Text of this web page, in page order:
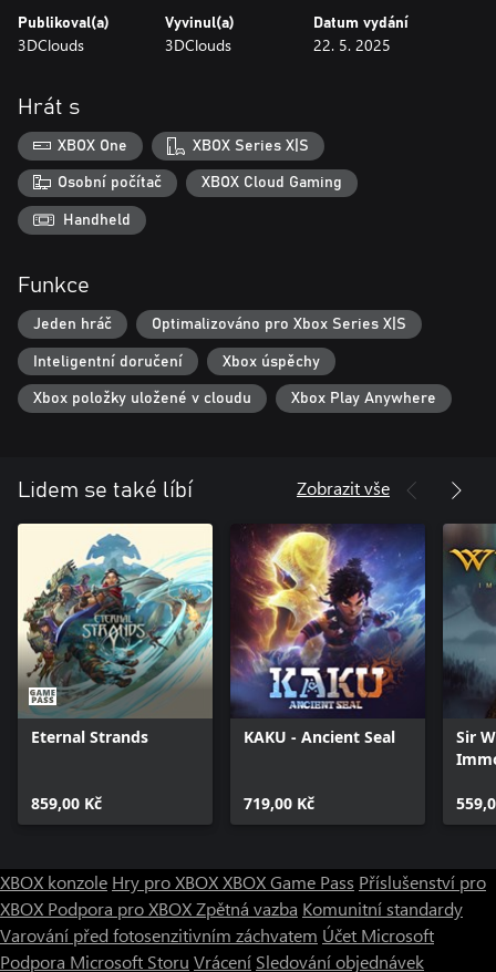
Boj o přežití: Použijte svou čepel, magii a střelné zbraně ve
vzrušujícím pozemním boji, doplněném speciálními schopnostmi a
Jste připraveni získat své místo v historii pirátů?
Publikoval(a)
3DClouds
Vyvinul(a)
3DClouds
Datum vydání
22. 5. 2025
Hrát s
XBOX One XBOX Series X|S
Osobní počítač XBOX Cloud Gaming
Handheld
Funkce
Jeden hráč Optimalizováno pro Xbox Series X|S
Inteligentní doručení Xbox úspěchy
Xbox položky uložené v cloudu Xbox Play Anywhere
Lidem se také líbí Zobrazit vše
Eternal Strands
859,00 Kč
KAKU - Ancient Seal
719,00 Kč
Sir
XBOX konzole Hry pro XBOXXBOX Game Pass Příslušenství pro
XBOX Podpora pro XBOXZpětná vazba Komunitní standardy
Varování před fotosenzitivním záchvatem Účet Microsoft
Podpora Microsoft Storu Vrácení Sledování objednávek